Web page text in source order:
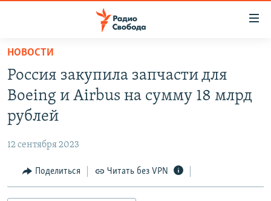
упрощенного
доступа
Вернуться
основному
Вернутся
АВТОРСКИЕ ПРОЕКТЫ
МНЕНИЯ
КУЛЬТУРА
НОВОСТИ
Россия закупила запчасти для
Boeing и Airbus на сумму 18 млрд
рублей
12 сентября 2023
Поделиться Читать без VPN